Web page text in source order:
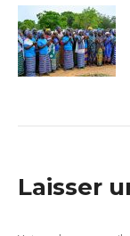
Laisser